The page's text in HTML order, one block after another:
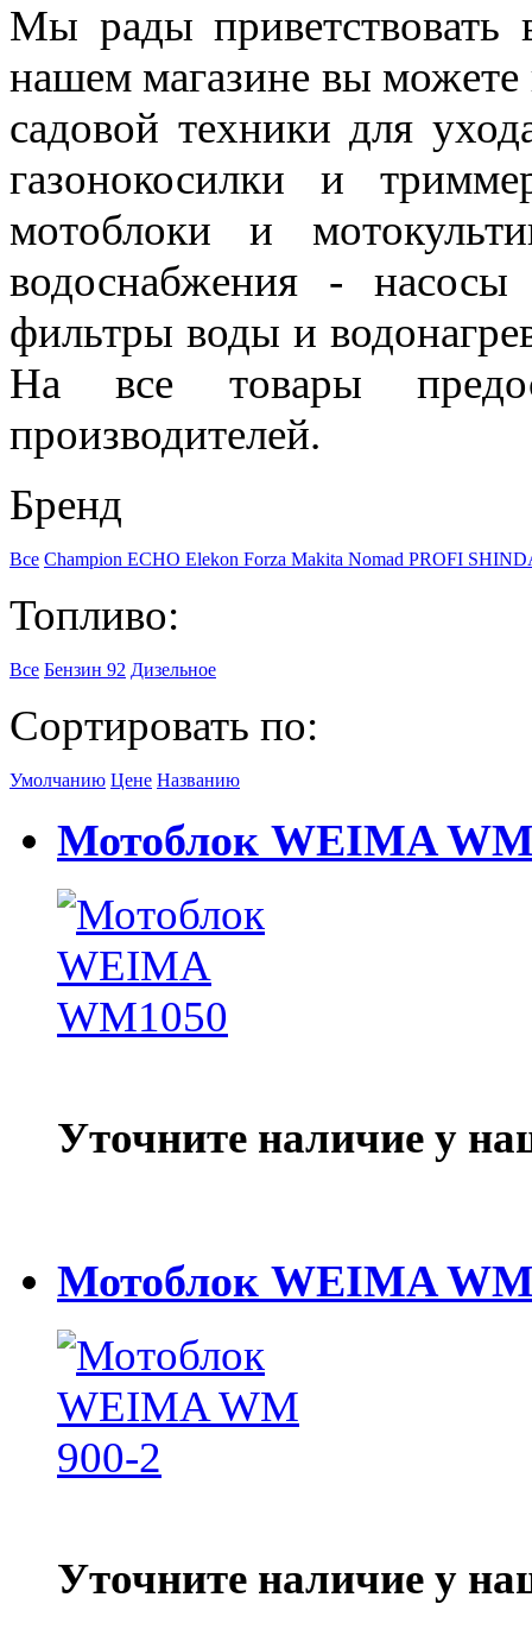
Мы рады приветствовать
нашем магазине вы можете
садовой техники для
газонокосилки и
мотоблоки и
водоснабжения -
фильтры воды и
На все товары
производителей.
Бренд
Все Champion ECHO Elekon Forza Makita Nomad PROFI
Топливо:
Все Бензин 92 Дизельное
Сортировать по:
Умолчанию Цене Названию
Мотоблок WEIMA
Уточните наличие у
Мотоблок WEIMA
Уточните наличие у